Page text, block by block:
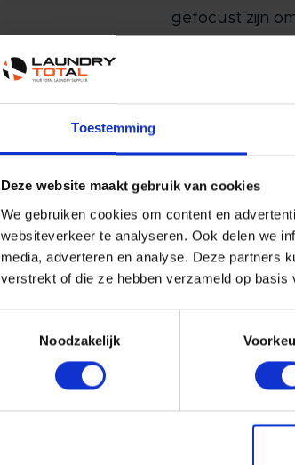
Toestemming
Deze website maakt gebruik van cookies
We gebruiken cookies om content en
websiteverkeer te analyseren. Ook delen we
media, adverteren en analyse. Deze partners
verstrekt of die ze hebben verzameld op
Noodzakelijk
gefocust zijn
Binnen een nader
de slag met diverse
natuur maar vooral
Eenvoudige
vormen de
binnen het team.
stellen we
blijven genieten!
Parallel aan de
gepland met de
niet op zichzelf